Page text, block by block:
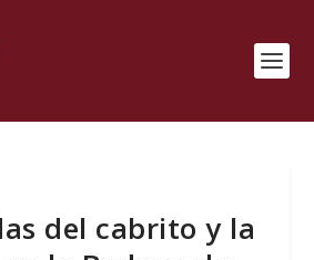
del cabrito y la